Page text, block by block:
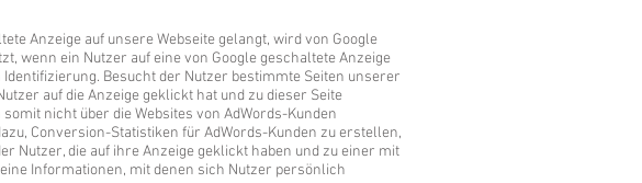
Anzeige auf unsere Webseite gelangt, wird von Google
wenn ein Nutzer auf eine von Google geschaltete Anzeige
Besucht der Nutzer bestimmte Seiten unserer
auf die Anzeige geklickt hat und zu dieser Seite
nicht über die Websites von AdWords-Kunden
Conversion-Statistiken für AdWords-Kunden zu erstellen,
Nutzer, die auf ihre Anzeige geklickt haben und zu einer mit
Informationen, mit denen sich Nutzer persönlich